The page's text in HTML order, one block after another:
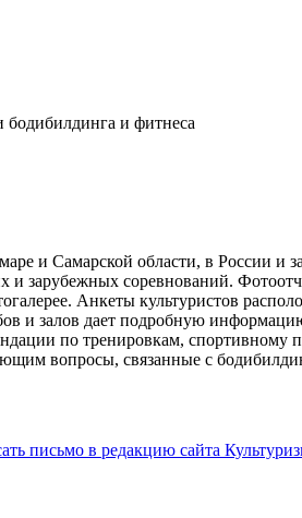
бодибилдинга и фитнеса
и Самарской области, в России и
и зарубежных соревнований.
Анкеты культуристов
и залов дает подробную
по тренировкам,
вопросы, связанные с